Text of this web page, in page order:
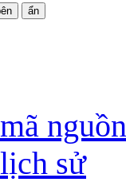
ẩn
nguồn
sử